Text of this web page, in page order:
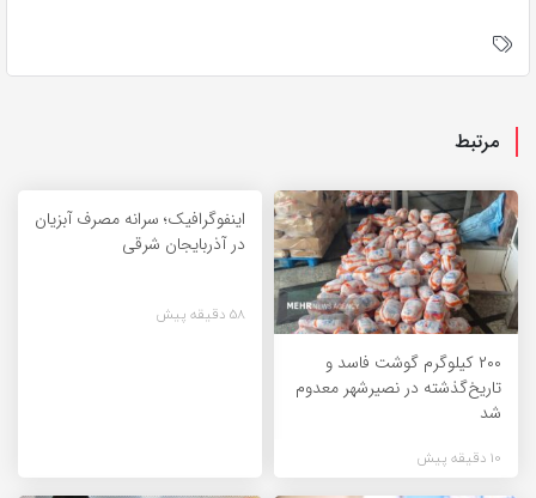
مرتبط
۲۰۰ کیلوگرم گوشت فاسد و
تاریخ‌گذشته در نصیرشهر معدوم
شد
10 دقیقه پیش
اینفوگرافیک؛ سرانه مصرف آبزیان
در آذربایجان شرقی
58 دقیقه پیش